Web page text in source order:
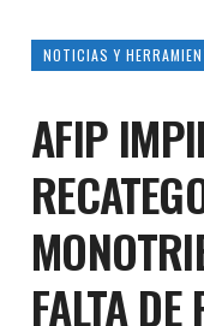
NOTICIAS Y
AFIP
FALTA DE